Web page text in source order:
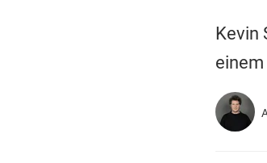
Kevin
einem